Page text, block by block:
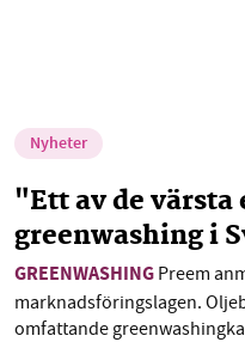
Nyheter
"Ett av de värsta
greenwashing i
GREENWASHING Preem
marknadsföringslagen.
omfattande